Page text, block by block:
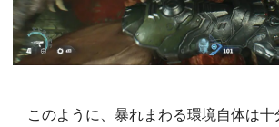
このように、暴れまわる環境自体は十